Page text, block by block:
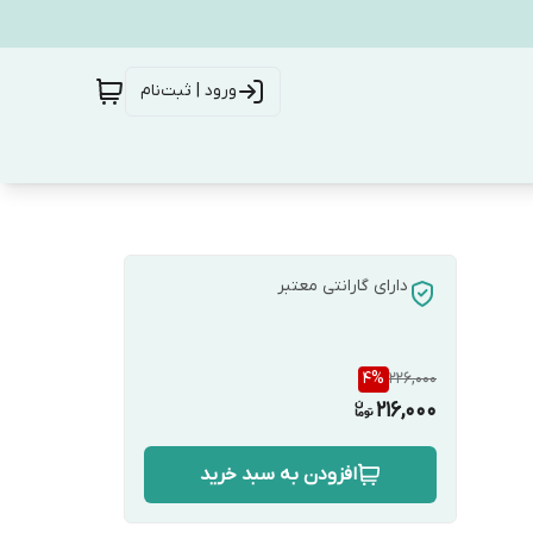
ورود | ثبت‌نام
دارای گارانتی معتبر
226,000
4%
216,000
افزودن به سبد خرید